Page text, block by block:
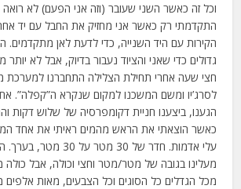
וכל זה כאשר השני שעובר (וזה אני הפעם) לא
התקדמתי רק כאשר אני מחזיק את החבל עם יד
הקירות עם היד השנייה, כדי לדעת לאן מתקדמים.
גדולים כדי שאני והציוד נעבור בדיוק, אבל לא יותר
חצי שעה אחרי תחילת הצלילה התחברנו למערכת
לסרג’יו ומשם המשכנו למקום שנקרא ה”קפלה”.
הגענו, ביצענו חניית דקומפרסיה של שלוש דקות
כאשר הוצאתי את הראש מהמים ראיתי את אחד
עלי אדמות. חדר של 30 מטר
מעלינו בגובה של מטר/מטר וחצי וכולה, אבל כולה
מכל הגדלים כל הסוגים וכל הצבעים, מאות